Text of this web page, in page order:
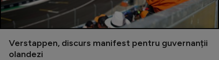
Verstappen, discurs manifest pentru guvernanții
olandezi